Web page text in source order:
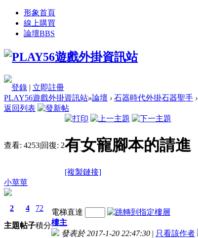
形象首頁
線上購買
論壇BBS
登錄 | 立即註冊
PLAY56遊戲外掛資訊站»論壇 › 石器時代外掛石器聖手 ›
返回列表
查看: 4253|回復: 2有女寵腳本的請進
[複製鏈接]
小莖莖
2
主題
4
帖子
72
積分
電梯直達
樓主
發表於 2017-1-20 22:47:30 | 只看該作者